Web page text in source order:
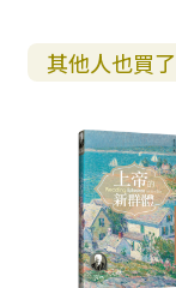
其他人也買了